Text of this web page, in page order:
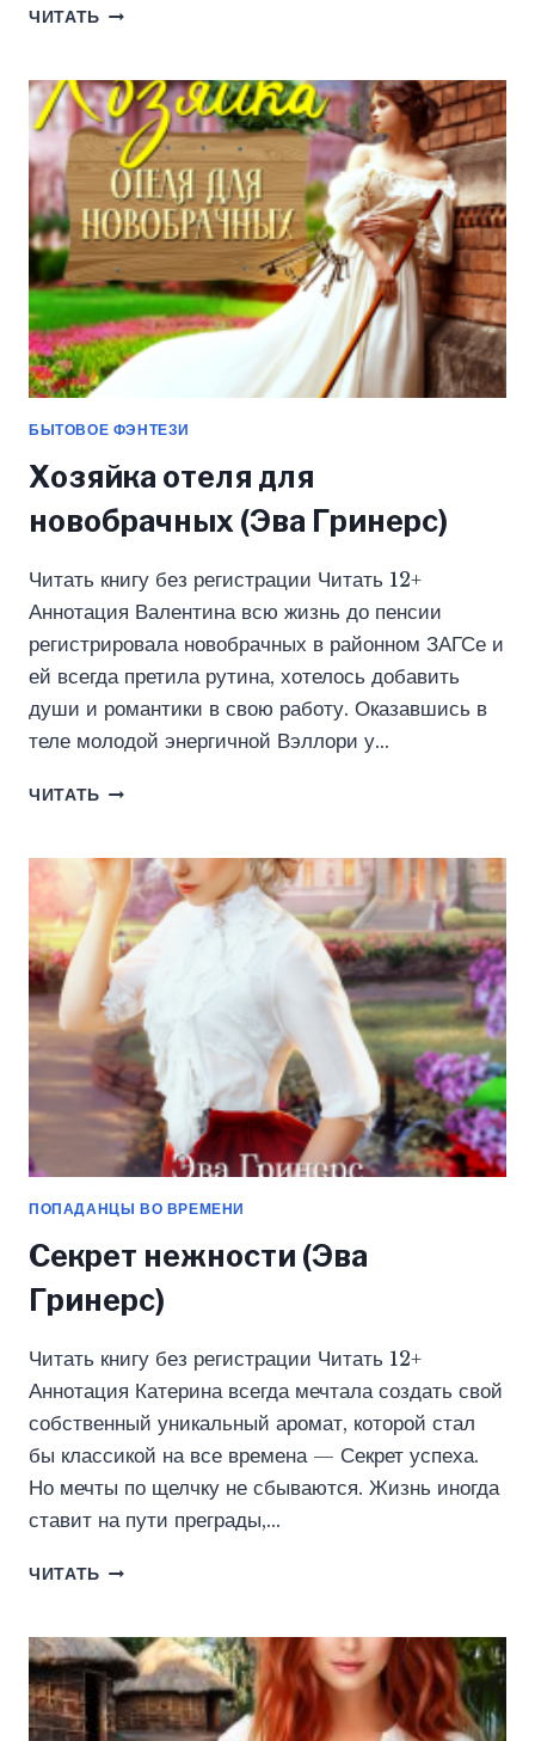
ЧИТАТЬ ТРАКТИР
(ЭВА
ГРИНЕРС)
БЫТОВОЕ ФЭНТЕЗИ
Хозяйка отеля для
новобрачных (Эва Гринерс)
Читать книгу без регистрации Читать 12+
Аннотация Валентина всю жизнь до пенсии
регистрировала новобрачных в районном ЗАГСе и
ей всегда претила рутина, хотелось добавить
души и романтики в свою работу. Оказавшись в
теле молодой энергичной Вэллори у…
ЧИТАТЬ ХОЗЯЙКА
НОВОБРАЧНЫХ
(ЭВА
ГРИНЕРС)
ПОПАДАНЦЫ ВО ВРЕМЕНИ
Секрет нежности (Эва
Гринерс)
Читать книгу без регистрации Читать 12+
Аннотация Катерина всегда мечтала создать свой
собственный уникальный аромат, которой стал
бы классикой на все времена — Секрет успеха.
Но мечты по щелчку не сбываются. Жизнь иногда
ставит на пути преграды,…
ЧИТАТЬ СЕКРЕТ
ГРИНЕРС)